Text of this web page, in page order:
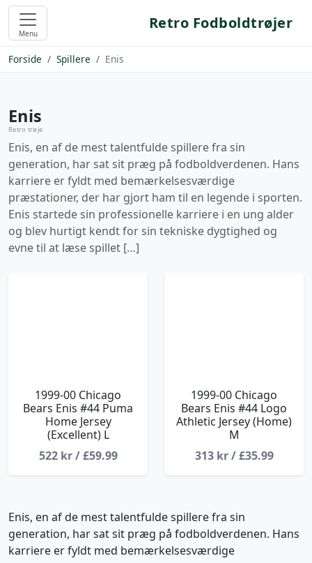
Menu
Retro Fodboldtrøjer
Forside Spillere Enis
Enis
Retro trøje
Enis, en af de mest talentfulde spillere fra sin
generation, har sat sit præg på fodboldverdenen. Hans
karriere er fyldt med bemærkelsesværdige
præstationer, der har gjort ham til en legende i sporten.
Enis startede sin professionelle karriere i en ung alder
og blev hurtigt kendt for sin tekniske dygtighed og
evne til at læse spillet […]
1999-00 Chicago
Bears Enis #44 Puma
Home Jersey
(Excellent) L
522 kr / £59.99
1999-00 Chicago
Bears Enis #44 Logo
Athletic Jersey (Home)
M
313 kr / £35.99
Enis, en af de mest talentfulde spillere fra sin
generation, har sat sit præg på fodboldverdenen. Hans
karriere er fyldt med bemærkelsesværdige